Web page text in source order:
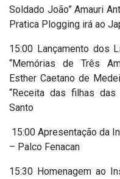
Soldado João” Amauri
Pratica Plogging irá ao
15:00 Lançamento dos
“Memórias de Três
Esther Caetano de
“Receita das filhas
Santo
15:00 Apresentação da
– Palco Fenacan
15:30 Homenagem ao